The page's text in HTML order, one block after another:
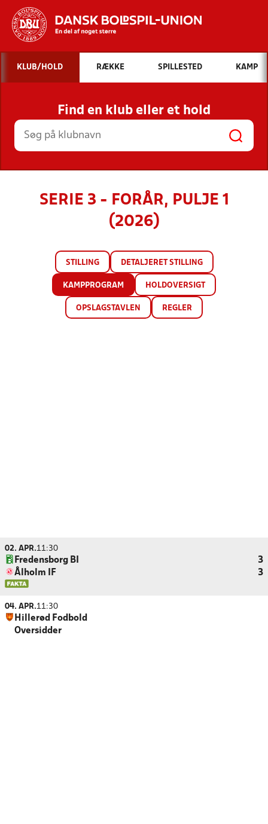
Hvad vil du søge efter?
INDHOLD OG NYHEDER
STILLINGER, RESULTATER, KLUBBER OG
HOLD
KLUB/HOLD RÆKKE SPILLESTED KAMP
Find en klub eller et hold
SERIE 3 - FORÅR, PULJE 1
(2026)
STILLING DETALJERET STILLING
KAMPPROGRAM HOLDOVERSIGT
OPSLAGSTAVLEN REGLER
02. APR.11:30
Fredensborg BI
3
Ålholm IF
3
04. APR.11:30
Hillerød Fodbold
Oversidder